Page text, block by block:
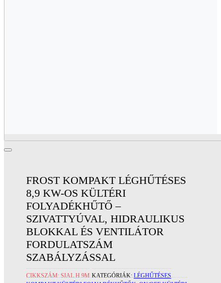
FROST KOMPAKT LÉGHŰTÉSES
8,9 KW-OS KÜLTÉRI
FOLYADÉKHŰTŐ –
SZIVATTYÚVAL, HIDRAULIKUS
BLOKKAL ÉS VENTILÁTOR
FORDULATSZÁM
SZABÁLYZÁSSAL
CIKKSZÁM:SIAL H 9M KATEGÓRIÁK:LÉGHŰTÉSES